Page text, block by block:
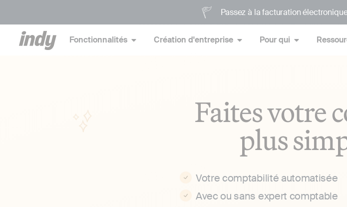
Passez à la facturation
Fonctionnalités Création d'entreprise Pour qui
Faites votre
plus
Votre comptabilité automatisée
Avec ou sans expert comptable